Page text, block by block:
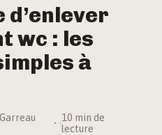
wc : les
à
·10 min de
lecture